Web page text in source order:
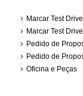
Marcar Test
Marcar Test
Pedido de
Pedido de
Oficina e Peças